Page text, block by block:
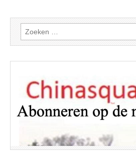
Zoeken
naar: